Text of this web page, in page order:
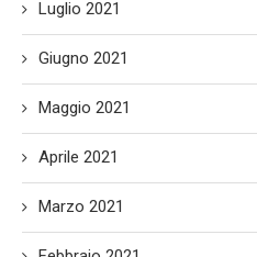
Luglio 2021
Giugno 2021
Maggio 2021
Aprile 2021
Marzo 2021